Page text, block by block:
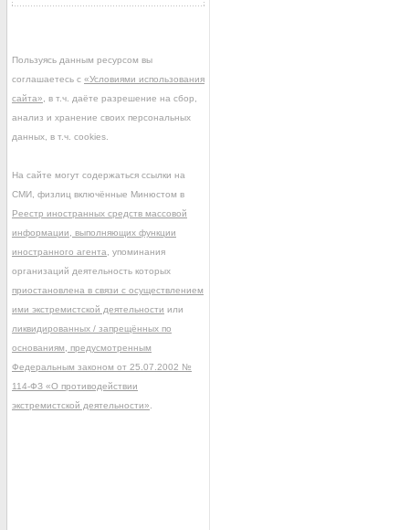
Пользуясь данным ресурсом вы
соглашаетесь с «Условиями использования
сайта» , в т.ч. даёте разрешение на сбор,
анализ и хранение своих персональных
данных, в т.ч. cookies.
На сайте могут содержаться ссылки на
СМИ, физлиц включённые Минюстом в
Реестр иностранных средств массовой
информации, выполняющих функции
иностранного агента , упоминания
организаций деятельность которых
приостановлена в связи с осуществлением
ими экстремистской деятельности или
ликвидированных / запрещённых по
основаниям, предусмотренным
Федеральным законом от 25.07.2002 №
114-ФЗ «О противодействии
экстремистской деятельности»